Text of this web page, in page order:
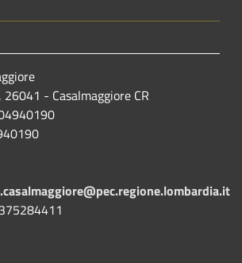
- Casalmaggiore CR